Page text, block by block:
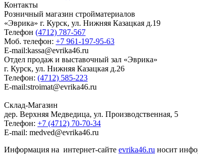
Контакты
Розничный магазин стройматериалов
«Эврика» г. Курск, ул. Нижняя Казацкая д.19
Телефон (4712) 787-567
Моб. телефон: +7 961-197-95-63
E-mail:kassa@evrika46.ru
Отдел продаж и выставочный зал «Эврика»
г. Курск, ул. Нижняя Казацкая д.26
Телефон: (4712) 585-223
E-mail:stroimat@evrika46.ru
Склад-Магазин
дер. Верхняя Медведица, ул. Производственная, 5
Телефон: +7 (4712) 70-70-34
E-mail: medved@evrika46.ru
Информация на интернет-сайте evrika46.ru носит